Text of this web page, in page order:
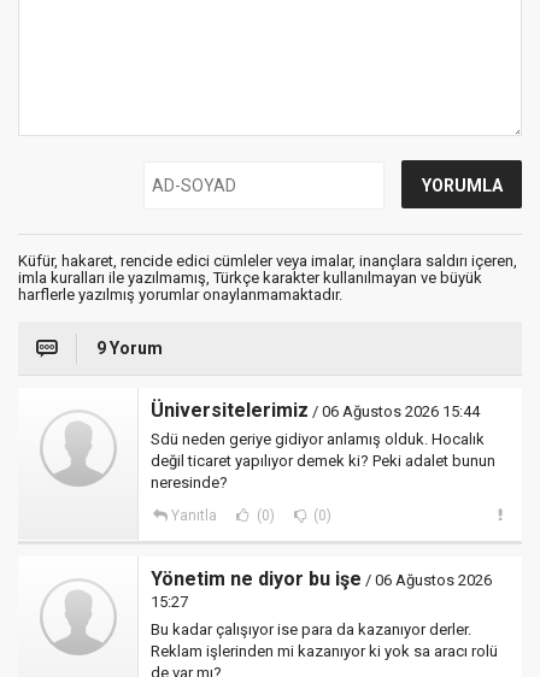
Küfür, hakaret, rencide edici cümleler veya imalar, inançlara saldırı içeren,
imla kuralları ile yazılmamış, Türkçe karakter kullanılmayan ve büyük
harflerle yazılmış yorumlar onaylanmamaktadır.
9 Yorum
Üniversitelerimiz / 06 Ağustos 2026 15:44
Sdü neden geriye gidiyor anlamış olduk. Hocalık
değil ticaret yapılıyor demek ki? Peki adalet bunun
neresinde?
Yanıtla (0) (0)
Yönetim ne diyor bu işe / 06 Ağustos 2026
15:27
Bu kadar çalışıyor ise para da kazanıyor derler.
Reklam işlerinden mi kazanıyor ki yok sa aracı rolü
de var mı?